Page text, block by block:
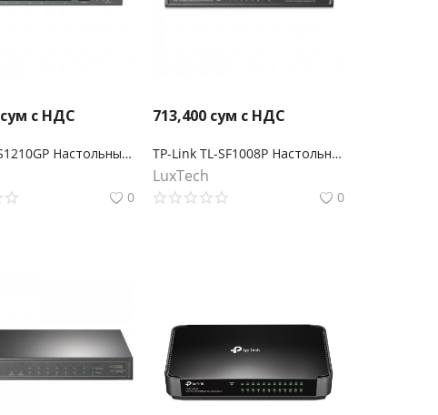
сум с НДС
TP-Link LS1210GP Настольный коммутатор с 9 гигабитными портами (8 портов PoE+) и портом SFP
0
713,400 сум с НДС
TP-Link TL-SF1008P Настольный коммутатор с 8 портами 10/100 Мбит/с (4 порта PoE+)
LuxTech
0